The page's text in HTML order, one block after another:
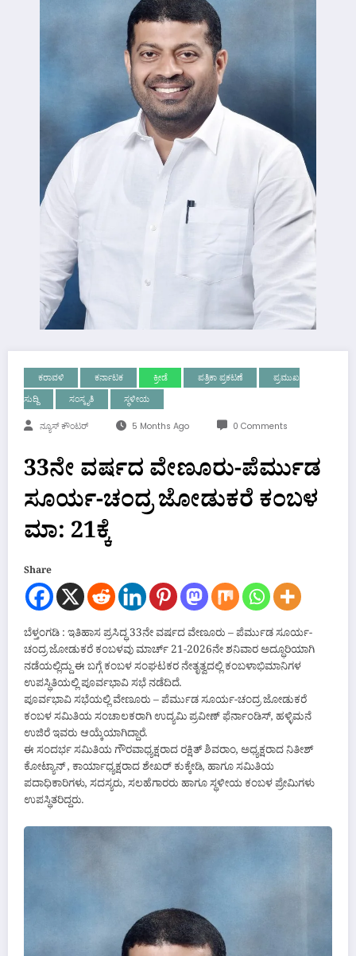
ಕರಾವಳಿ ಕರ್ನಾಟಕ ಕ್ರೀಡೆ ಪತ್ರಿಕಾ ಪ್ರಕಟಣೆ
ಪ್ರಮುಖ
ಸುದ್ದಿ
ಸಂಸ್ಕೃತಿ ಸ್ಥಳೀಯ
ನ್ಯೂಸ್ ಕೌಂಟರ್ 5 Months Ago 0 Comments
33ನೇ ವರ್ಷದ ವೇಣೂರು-ಪೆರ್ಮುಡ
ಸೂರ್ಯ-ಚಂದ್ರ ಜೋಡುಕರೆ ಕಂಬಳ
ಮಾ: 21ಕ್ಕೆ
Share
ಬೆಳ್ತಂಗಡಿ : ಇತಿಹಾಸ ಪ್ರಸಿದ್ಧ 33ನೇ ವರ್ಷದ ವೇಣೂರು – ಪೆರ್ಮುಡ ಸೂರ್ಯ-
ಚಂದ್ರ ಜೋಡುಕರೆ ಕಂಬಳವು ಮಾರ್ಚ್ 21-2026ನೇ ಶನಿವಾರ ಅದ್ಧೂರಿಯಾಗಿ
ನಡೆಯಲ್ಲಿದ್ದು ಈ ಬಗ್ಗೆ ಕಂಬಳ ಸಂಘಟಕರ ನೇತೃತ್ವದಲ್ಲಿ ಕಂಬಳಾಭಿಮಾನಿಗಳ
ಉಪಸ್ಥಿತಿಯಲ್ಲಿ ಪೂರ್ವಭಾವಿ ಸಭೆ ನಡೆದಿದೆ.
ಪೂರ್ವಭಾವಿ ಸಭೆಯಲ್ಲಿ ವೇಣೂರು – ಪೆರ್ಮುಡ ಸೂರ್ಯ-ಚಂದ್ರ ಜೋಡುಕರೆ
ಕಂಬಳ ಸಮಿತಿಯ ಸಂಚಾಲಕರಾಗಿ ಉದ್ಯಮಿ ಪ್ರವೀಣ್‌ ಫೆರ್ನಾಂಡಿಸ್, ಹಳ್ಳಿಮನೆ
ಉಜಿರೆ ಇವರು ಆಯ್ಕೆಯಾಗಿದ್ದಾರೆ.
ಈ ಸಂದರ್ಭ ಸಮಿತಿಯ ಗೌರವಾಧ್ಯಕ್ಷರಾದ ರಕ್ಷಿತ್ ಶಿವರಾಂ, ಅಧ್ಯಕ್ಷರಾದ ನಿತೀಶ್
ಕೋಟ್ಯಾನ್ , ಕಾರ್ಯಾಧ್ಯಕ್ಷರಾದ ಶೇಖ‌ರ್ ಕುಕ್ಕೇಡಿ, ಹಾಗೂ ಸಮಿತಿಯ
ಪದಾಧಿಕಾರಿಗಳು, ಸದಸ್ಯರು, ಸಲಹೆಗಾರರು ಹಾಗೂ ಸ್ಥಳೀಯ ಕಂಬಳ ಪ್ರೇಮಿಗಳು
ಉಪಸ್ಥಿತರಿದ್ದರು.